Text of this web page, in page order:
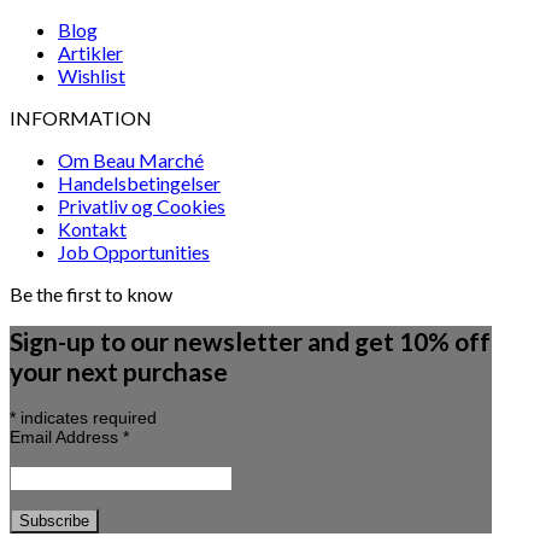
Blog
Artikler
Wishlist
INFORMATION
Om Beau Marché
Handelsbetingelser
Privatliv og Cookies
Kontakt
Job Opportunities
Be the first to know
Sign-up to our newsletter and get 10% off
your next purchase
* indicates required
Email Address *